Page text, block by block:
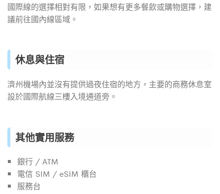
國際線的選擇相對有限，如果想有更多餐飲或購物選擇，建
議前往國內線區域。
休息與住宿
濟州機場內並沒有提供過夜住宿的地方，主要的商務休息室
設於國際航線三樓入境通道旁。
其他實用服務
銀行 / ATM
電信 SIM / eSIM 櫃台
服務台